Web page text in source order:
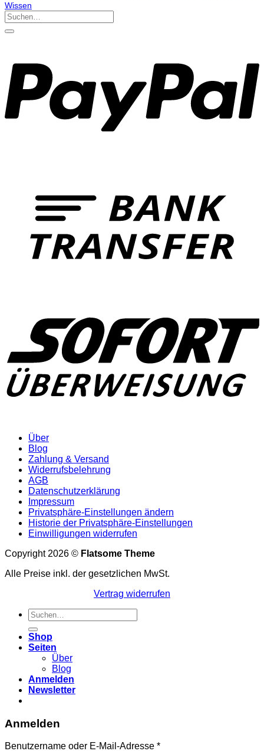
Wissen
Suchen
nach:
Über
Blog
Zahlung & Versand
Widerrufsbelehrung
AGB
Datenschutzerklärung
Impressum
Privatsphäre-Einstellungen ändern
Historie der Privatsphäre-Einstellungen
Einwilligungen widerrufen
Copyright 2026 © Flatsome Theme
Alle Preise inkl. der gesetzlichen MwSt.
Vertrag widerrufen
Suchen
nach:
Shop
Seiten
Über
Blog
Anmelden
Newsletter
Anmelden
Benutzername oder E-Mail-Adresse *Erforderlich